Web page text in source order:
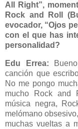
All Right”,
Rock and Roll
evocador, “Ojos
con el que has
personalidad?
Edu Errea:
canción que
No me pongo
mucho Rock and
música negra,
melómano
muchas vueltas a